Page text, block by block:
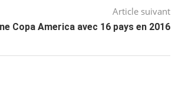
Article suivant
Copa America avec 16 pays en 2016